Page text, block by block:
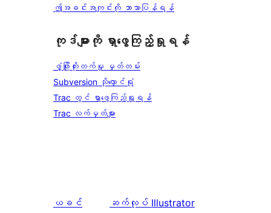
ဤအခင်းအကျင်းကို ဘာသာပြန်ရန်
ကုဒ်များကို ရှာဖွေကြည့်ရှုရန်
ဖွံ့ဖြိုးတိုးတက်မှု မှတ်တမ်း
Subversion သိုလှောင်ရုံ
Trac တွင် ရှာဖွေကြည့်ရှုရန်
Trac လက်မှတ်များ
ယခင်
ဆက်လုပ် Illustrator